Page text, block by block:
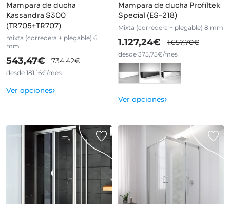
Mampara de ducha
Kassandra S300
(TR705+TR707)
mixta (corredera + plegable) 6
mm
543,47€ 734,42€
desde 181,16€/mes
Ver opciones›
Mampara de ducha Profiltek
Special (ES-218)
Mixta (corredera + plegable) 8 mm
1.127,24€ 1.657,70€
desde 375,75€/mes
Ver opciones›